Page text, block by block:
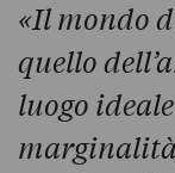
«Il mondo
quello
luogo